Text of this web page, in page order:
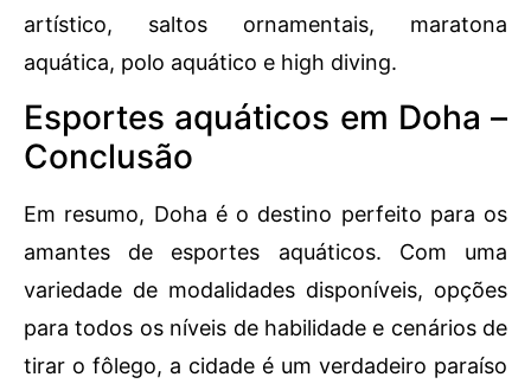
artístico, saltos ornamentais, maratona
aquática, polo aquático e high diving.
Esportes aquáticos em Doha –
Conclusão
Em resumo, Doha é o destino perfeito para os
amantes de esportes aquáticos. Com uma
variedade de modalidades disponíveis, opções
para todos os níveis de habilidade e cenários de
tirar o fôlego, a cidade é um verdadeiro paraíso